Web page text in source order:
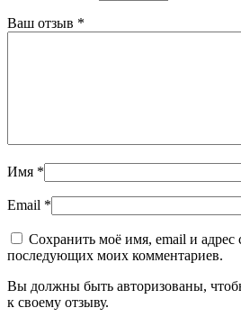
Ваш отзыв *
Имя *
Email *
Сохранить моё имя, email и адрес
последующих моих комментариев.
Вы должны быть авторизованы,
к своему отзыву.